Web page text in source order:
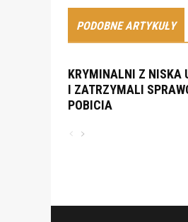
PODOBNE ARTYKUŁY
KRYMINALNI Z NISKA
I ZATRZYMALI
POBICIA